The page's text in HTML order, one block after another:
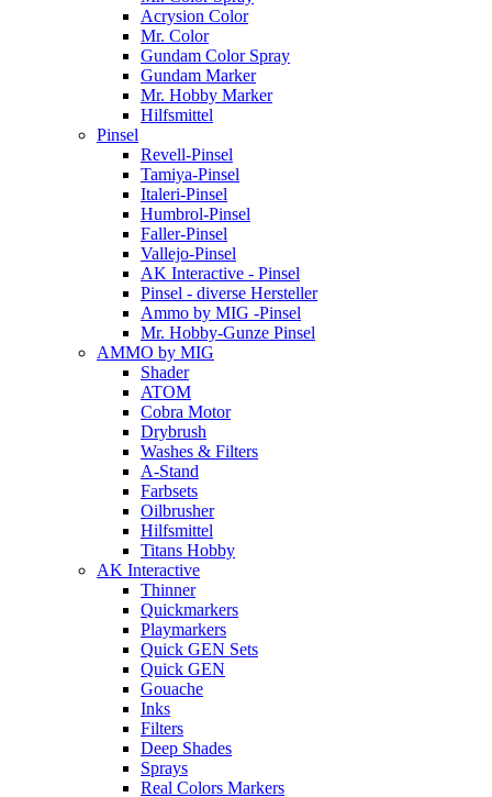
Acrysion Color
Mr. Color
Gundam Color Spray
Gundam Marker
Mr. Hobby Marker
Hilfsmittel
Pinsel
Revell-Pinsel
Tamiya-Pinsel
Italeri-Pinsel
Humbrol-Pinsel
Faller-Pinsel
Vallejo-Pinsel
AK Interactive - Pinsel
Pinsel - diverse Hersteller
Ammo by MIG -Pinsel
Mr. Hobby-Gunze Pinsel
AMMO by MIG
Shader
ATOM
Cobra Motor
Drybrush
Washes & Filters
A-Stand
Farbsets
Oilbrusher
Hilfsmittel
Titans Hobby
AK Interactive
Thinner
Quickmarkers
Playmarkers
Quick GEN Sets
Quick GEN
Gouache
Inks
Filters
Deep Shades
Sprays
Real Colors Markers